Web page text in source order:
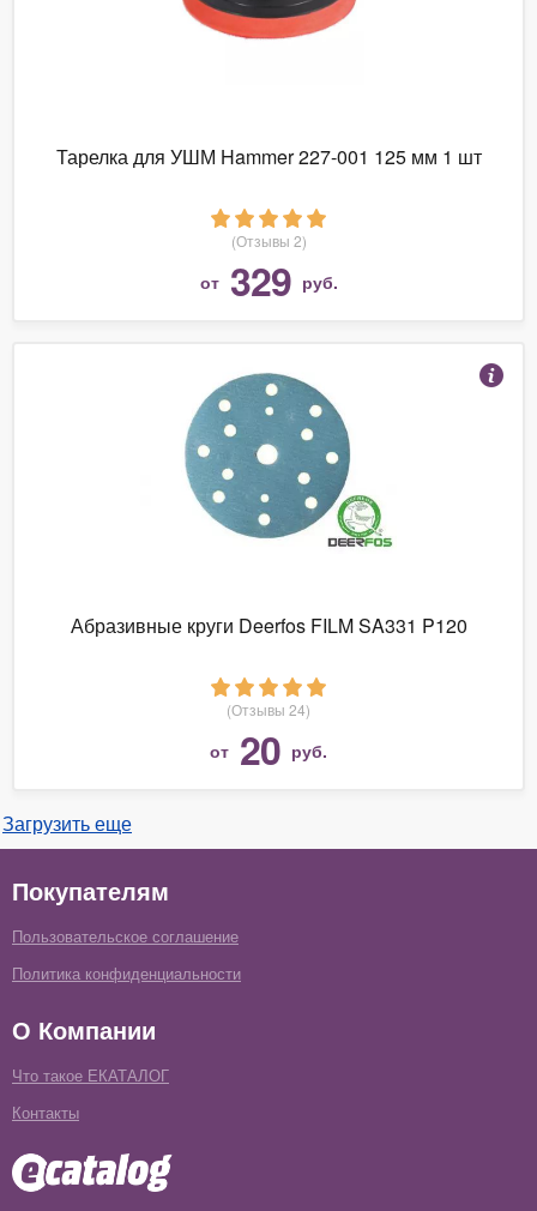
Тарелка для УШМ Hammer 227-001 125 мм 1 шт
(Отзывы 2)
от 329 руб.
Абразивные круги Deerfos FILM SA331 P120
(Отзывы 24)
от 20 руб.
Загрузить еще
Покупателям
Пользовательское соглашение
Политика конфиденциальности
О Компании
Что такое ЕКАТАЛОГ
Контакты